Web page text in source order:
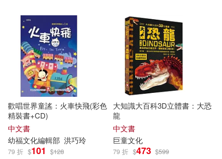
歡唱世界童謠：火車快飛(彩色
精裝書+CD)
中文書
幼福文化編輯部 洪巧玲
79 折 $101 $128
大知識大百科3D立體書：大恐
龍
中文書
巨童文化
79 折 $473 $599